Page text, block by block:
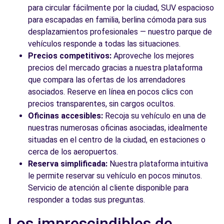
para circular fácilmente por la ciudad, SUV espacioso
para escapadas en familia, berlina cómoda para sus
desplazamientos profesionales — nuestro parque de
vehículos responde a todas las situaciones.
Precios competitivos: Aproveche los mejores
precios del mercado gracias a nuestra plataforma
que compara las ofertas de los arrendadores
asociados. Reserve en línea en pocos clics con
precios transparentes, sin cargos ocultos.
Oficinas accesibles: Recoja su vehículo en una de
nuestras numerosas oficinas asociadas, idealmente
situadas en el centro de la ciudad, en estaciones o
cerca de los aeropuertos.
Reserva simplificada: Nuestra plataforma intuitiva
le permite reservar su vehículo en pocos minutos.
Servicio de atención al cliente disponible para
responder a todas sus preguntas.